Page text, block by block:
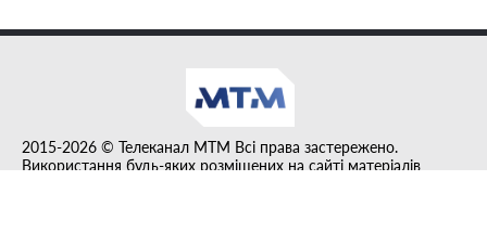
2015-2026 © Телеканал MTM Всі права застережено.
Використання будь-яких розміщених на сайті матеріалів